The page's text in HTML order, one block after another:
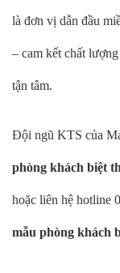
là đơn vị dẫn đầu
– cam kết chất
tận tâm.
Đội ngũ KTS của
phòng khách biệt
hoặc liên hệ hotline
mẫu phòng khách